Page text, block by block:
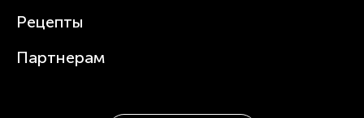
Посуда
Рецепты
Партнерам